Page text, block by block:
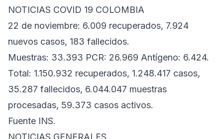
NOTICIAS COVID 19 COLOMBIA
22 de noviembre: 6.009 recuperados, 7.924
nuevos casos, 183 fallecidos.
Muestras: 33.393 PCR: 26.969 Antígeno: 6.424.
Total: 1.150.932 recuperados, 1.248.417 casos,
35.287 fallecidos, 6.044.047 muestras
procesadas, 59.373 casos activos.
Fuente INS.
NOTICIAS GENERALES